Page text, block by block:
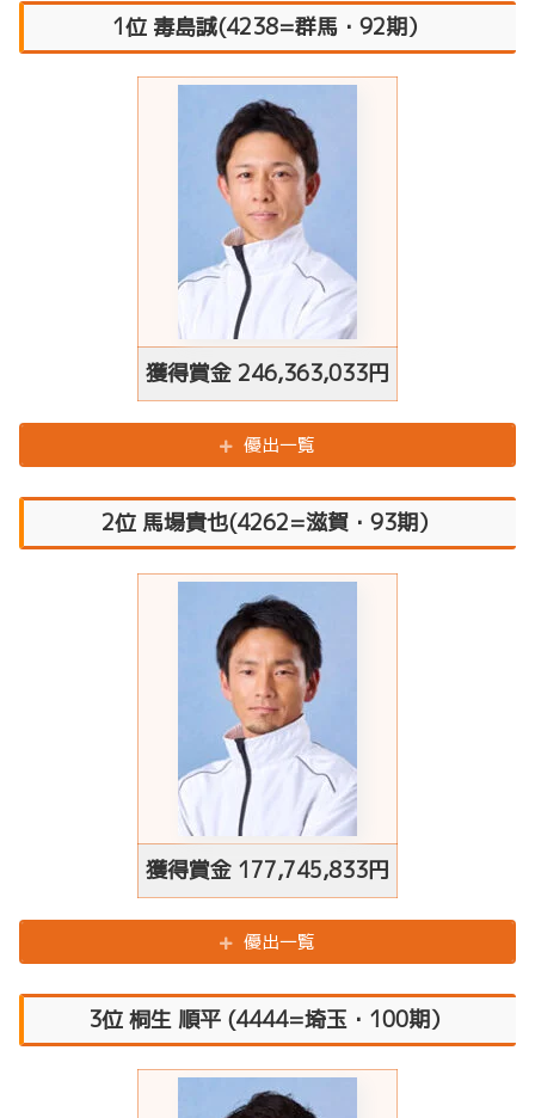
1位 毒島誠(4238=群馬・92期）
獲得賞金 246,363,033円
優出一覧
2位 馬場貴也(4262=滋賀・93期）
獲得賞金 177,745,833円
優出一覧
3位 桐生 順平 (4444=埼玉・100期）